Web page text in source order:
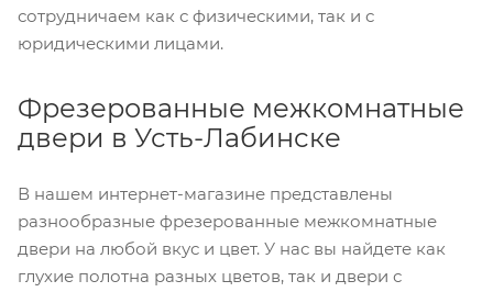
сотрудничаем как с физическими, так и с
юридическими лицами.
Фрезерованные межкомнатные
двери в Усть-Лабинске
В нашем интернет-магазине представлены
разнообразные фрезерованные межкомнатные
двери на любой вкус и цвет. У нас вы найдете как
глухие полотна разных цветов, так и двери с